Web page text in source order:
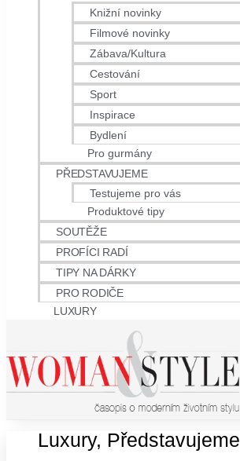
Knižní novinky
Filmové novinky
Zábava/Kultura
Cestování
Sport
Inspirace
Bydlení
Pro gurmány
PŘEDSTAVUJEME
Testujeme pro vás
Produktové tipy
SOUTĚŽE
PROFÍCI RADÍ
TIPY NA DÁRKY
PRO RODIČE
LUXURY
Luxury, Představujeme